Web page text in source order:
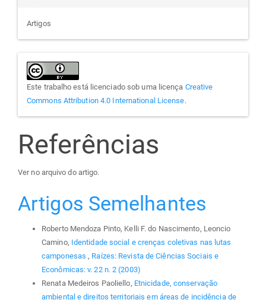
Artigos
Este trabalho está licenciado sob uma licença Creative
Commons Attribution 4.0 International License.
Referências
Ver no arquivo do artigo.
Artigos Semelhantes
Roberto Mendoza Pinto, Kelli F. do Nascimento, Leoncio
Camino, Identidade social e crenças coletivas nas lutas
camponesas , Raízes: Revista de Ciências Sociais e
Econômicas: v. 22 n. 2 (2003)
Renata Medeiros Paoliello, Etnicidade, conservação
ambiental e direitos territoriais em áreas de incidência de